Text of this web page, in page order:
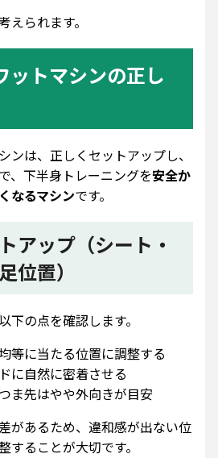
えられます。
ットマシンの正し
ンは、正しくセットアップし、
、下半身トレーニングを安全か
なるマシンです。
アップ（シート・
位置）
下の点を確認します。
等に当たる位置に調整する
に自然に密着させる
ま先はやや外向きが目安
があるため、違和感が出ない位
することが大切です。